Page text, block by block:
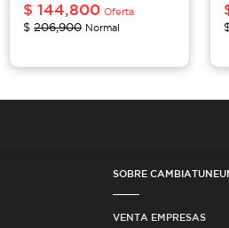
$ 144,800 Oferta
$ 206,900 Normal
SOBRE
VENTA EMPRESAS